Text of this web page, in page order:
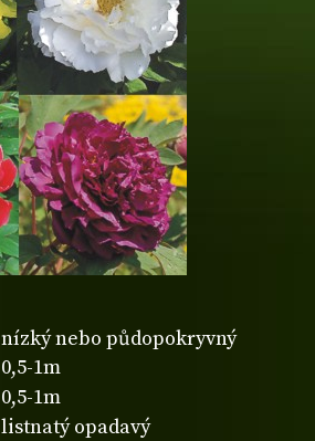
nízký nebo půdopokryvný
0,5-1m
0,5-1m
listnatý opadavý